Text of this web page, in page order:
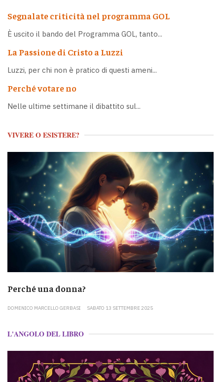
Segnalate criticità nel programma GOL
È uscito il bando del Programma GOL, tanto...
La Passione di Cristo a Luzzi
Luzzi, per chi non è pratico di questi ameni...
Perché votare no
Nelle ultime settimane il dibattito sul...
VIVERE O ESISTERE?
Perché una donna?
DOMENICO MARCELLO GERBASI SABATO 13 SETTEMBRE 2025
L'ANGOLO DEL LIBRO